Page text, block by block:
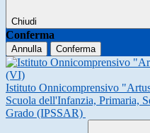
Chiudi
Conferma
Annulla Conferma
Istituto Onnicomprensivo
Scuola dell'Infanzia, Primaria,
Grado (IPSSAR)